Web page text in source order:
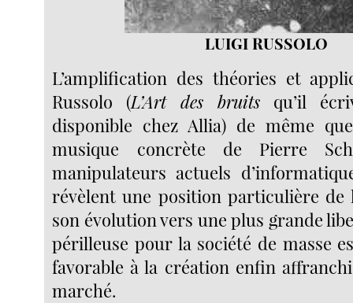
LUIGI RUSSOLO
L’amplification des théories et
Russolo (L’Art des bruits qu’il
disponible chez Allia) de même
musique concrète de Pierre
manipulateurs actuels
révèlent une position particulière de
son évolution vers une plus grande
périlleuse pour la société de masse
favorable à la création enfin
marché.